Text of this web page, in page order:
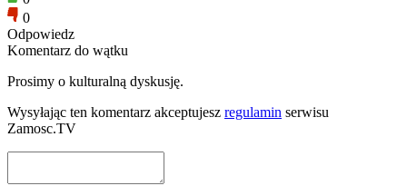
0
Odpowiedz
Komentarz do wątku
Prosimy o kulturalną dyskusję.
Wysyłając ten komentarz akceptujesz regulamin serwisu
Zamosc.TV